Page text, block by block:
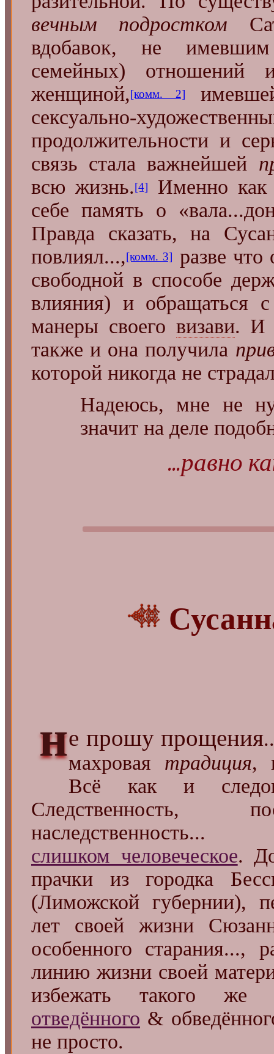
вечным подростком
вдобавок, не
семейных)
женщиной,[комм. 2]
сексуально-
продолжительности и
связь стала важнейшей
всю жизнь.[4]
Именно
себе память о
Правда сказать, на
повлиял...,[комм. 3]
разве что
свободной в способе
влияния) и обращаться с
манеры своего визави. И
также и она получила
которой никогда не
Надеюсь, мне не
значит на деле
...равно
не прошу прощения
махровая традиция,
Всё как и
Следственность,
слишком человеческое.
прачки из городка
(Лиможской губернии),
лет своей жизни
особенного старания...,
линию жизни своей
избежать такого
отведённого &
не просто.